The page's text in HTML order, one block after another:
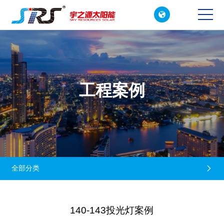

CN
EN
工程案例
全部分类 
140-143投光灯案例